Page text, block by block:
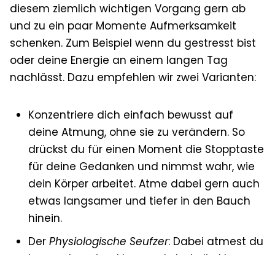
diesem ziemlich wichtigen Vorgang gern ab
und zu ein paar Momente Aufmerksamkeit
schenken. Zum Beispiel wenn du gestresst bist
oder deine Energie an einem langen Tag
nachlässt. Dazu empfehlen wir zwei Varianten:
Konzentriere dich einfach bewusst auf
deine Atmung, ohne sie zu verändern. So
drückst du für einen Moment die Stopptaste
für deine Gedanken und nimmst wahr, wie
dein Körper arbeitet. Atme dabei gern auch
etwas langsamer und tiefer in den Bauch
hinein.
Der Physiologische Seufzer: Dabei atmest du